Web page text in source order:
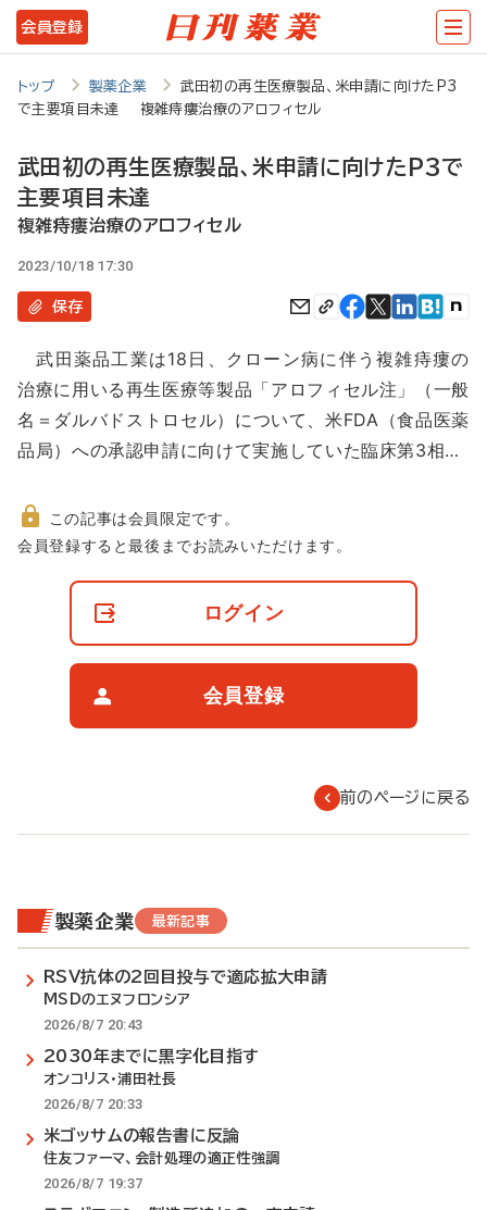
メ
イ
テ
ン
ツ
に
会員登録
トップ 製薬企業
武田初の再生医療製品、米申請に向けたP3
で主要項目未達 複雑痔瘻治療のアロフィセル
武田初の再生医療製品、米申請に向けたP3で
主要項目未達
複雑痔瘻治療のアロフィセル
2023/10/18 17:30
保存
武田薬品工業は18日、クローン病に伴う複雑痔瘻の
治療に用いる再生医療等製品「アロフィセル注」（一般
名＝ダルバドストロセル）について、米FDA（食品医薬
品局）への承認申請に向けて実施していた臨床第3相…
非
この記事は会員限定です。
会員登録すると最後までお読みいただけます。
ログイン
会員登録
前のページに戻る
製薬企業 最新記事
RSV抗体の2回目投与で適応拡大申請
MSDのエヌフロンシア
2026/8/7 20:43
2030年までに黒字化目指す
オンコリス・浦田社長
2026/8/7 20:33
米ゴッサムの報告書に反論
住友ファーマ、会計処理の適正性強調
2026/8/7 19:37